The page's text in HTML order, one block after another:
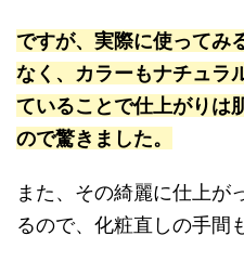
ですが、実際に使ってみ
なく、カラーもナチュラ
ていることで仕上がりは
ので驚きました。
また、その綺麗に仕上が
るので、化粧直しの手間